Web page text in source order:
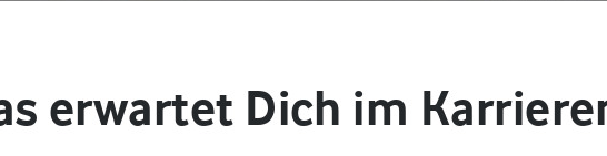
erwartet Dich im